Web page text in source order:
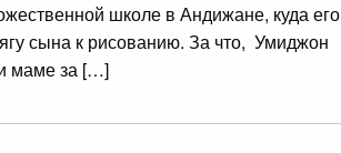
школе в Андижане, куда его
сына к рисованию. За что, Умиджон
и маме за […]